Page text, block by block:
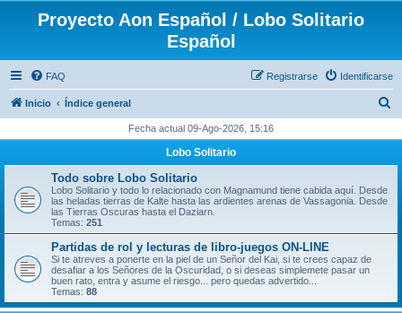
Proyecto Aon Español / Lobo Solitario
Español
FAQ Identificarse
Registrarse
Inicio Índice general
c
Fecha actual 09-Ago-2026, 15:16
Lobo Solitario
Todo sobre Lobo Solitario
Lobo Solitario y todo lo relacionado con Magnamund tiene cabida aquí. Desde
las heladas tierras de Kalte hasta las ardientes arenas de Vassagonia. Desde
las Tierras Oscuras hasta el Daziarn.
Temas: 251
Partidas de rol y lecturas de libro-juegos ON-LINE
Si te atreves a ponerte en la piel de un Señor del Kai, si te crees capaz de
desafiar a los Señores de la Oscuridad, o si deseas simplemete pasar un
buen rato, entra y asume el riesgo... pero quedas advertido...
Temas: 88